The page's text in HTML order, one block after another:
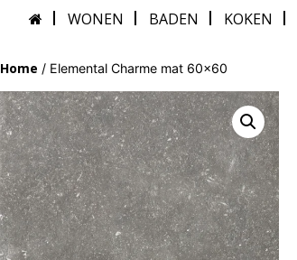
WONEN BADEN KOKEN
Home / Elemental Charme mat 60×60